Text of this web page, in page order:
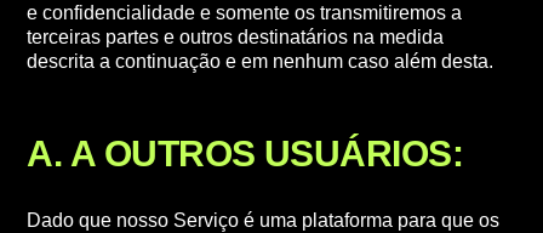
e confidencialidade e somente os transmitiremos a
terceiras partes e outros destinatários na medida
descrita a continuação e em nenhum caso além desta.
A. A OUTROS USUÁRIOS:
Dado que nosso Serviço é uma plataforma para que os